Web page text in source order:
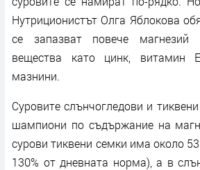
Нутриционистът Олга Яблокова
се запазват повече магнезий
вещества като цинк, витамин
мазнини.
Суровите слънчогледови и
шампиони по съдържание на
сурови тиквени семки има около
130% от дневната норма), а в